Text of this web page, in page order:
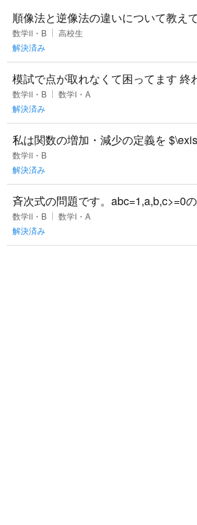
順像法と逆像法の違いについて教え
数学Ⅱ・B
高校生
解決済み
模試で点が取れなくて困ってます 終
前に解き直したら解けるのに本番に
られすぎてめちゃく
数学Ⅱ・B
数学Ⅰ・A
解決済み
私は関数の増加・減少の定義を
2\in I; x_1<x_2 \
数学Ⅱ・B
解決済み
斉次式の問題です。abc=1,a,b,c>=0
^2+c^2を証明せよ。どなたか詳しい解
数学Ⅱ・B
数学Ⅰ・A
解決済み